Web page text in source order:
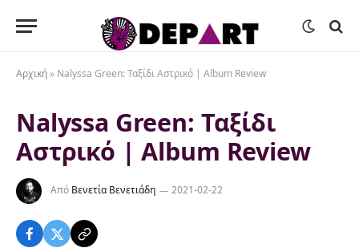
Αρχική » Nalyssa Green: Ταξίδι Αστρικό | Album Review
Nalyssa Green: Ταξίδι
Αστρικό | Album Review
Από Βενετία Βενετιάδη 2021-02-22